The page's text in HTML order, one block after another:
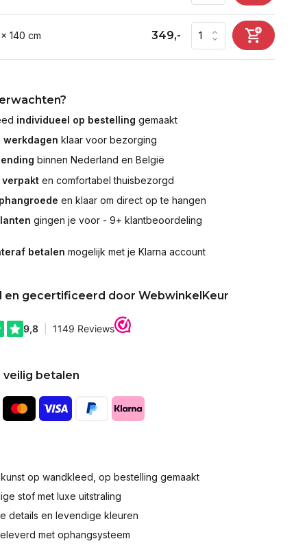
140 cm 349,-
individueel op bestelling gemaakt
werkdagen klaar voor bezorging
binnen Nederland en België
en comfortabel thuisbezorgd
en klaar om direct op te hangen
gingen je voor - 9+ klantbeoordeling
betalen mogelijk met je Klarna account
en gecertificeerd door WebwinkelKeur
veilig betalen
op wandkleed, op bestelling gemaakt
stof met luxe uitstraling
details en levendige kleuren
met ophangsysteem